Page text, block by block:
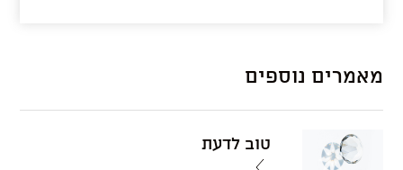
מאמרים נוספים
טוב לדעת